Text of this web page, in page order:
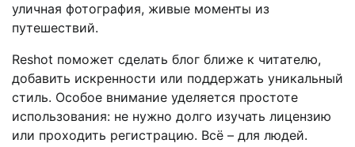
уличная фотография, живые моменты из
путешествий.
Reshot поможет сделать блог ближе к читателю,
добавить искренности или поддержать уникальный
стиль. Особое внимание уделяется простоте
использования: не нужно долго изучать лицензию
или проходить регистрацию. Всё – для людей.